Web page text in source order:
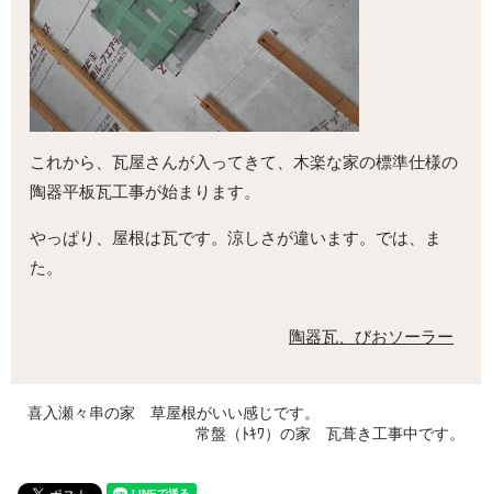
これから、瓦屋さんが入ってきて、木楽な家の標準仕様の
陶器平板瓦工事が始まります。
やっぱり、屋根は瓦です。涼しさが違います。では、ま
た。
陶器瓦、びおソーラー
喜入瀬々串の家 草屋根がいい感じです。
常盤（ﾄｷﾜ）の家 瓦葺き工事中です。